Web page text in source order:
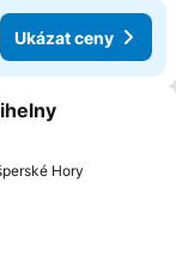
Ukázat ceny
oblíbených
Hory